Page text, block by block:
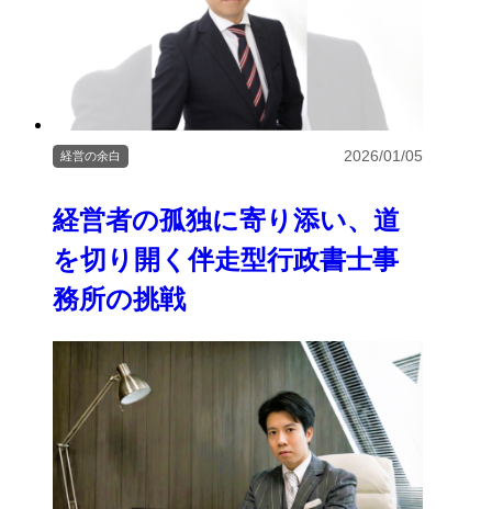
経営者の孤独に寄り添い、道
を切り開く伴走型行政書士事
務所の挑戦
経営の余白 2026/01/05